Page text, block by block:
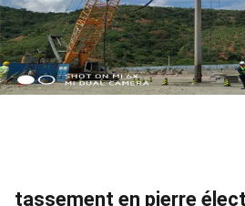
tassement en pierre